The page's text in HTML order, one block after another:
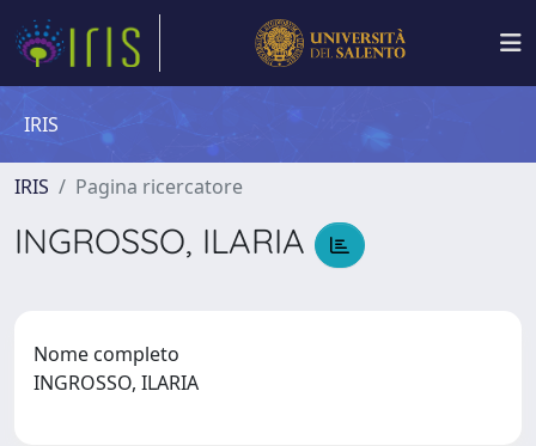
IRIS
IRIS Pagina ricercatore
INGROSSO, ILARIA
Nome completo
INGROSSO, ILARIA